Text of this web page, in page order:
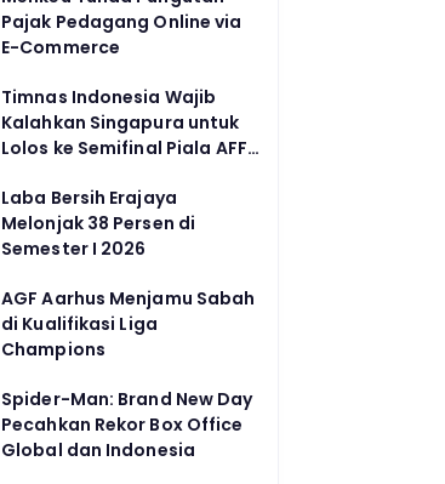
Pajak Pedagang Online via
E-Commerce
Timnas Indonesia Wajib
Kalahkan Singapura untuk
Lolos ke Semifinal Piala AFF
Laba Bersih Erajaya
Melonjak 38 Persen di
Semester I 2026
AGF Aarhus Menjamu Sabah
di Kualifikasi Liga
Champions
Spider-Man: Brand New Day
Pecahkan Rekor Box Office
Global dan Indonesia